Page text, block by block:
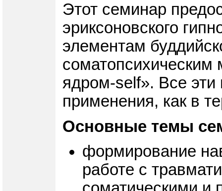
Этот семинар
эриксоновского
элементам
соматопсихическим
ядром-self». Все эти
применения, как в
Основные темы
формирование
работе с